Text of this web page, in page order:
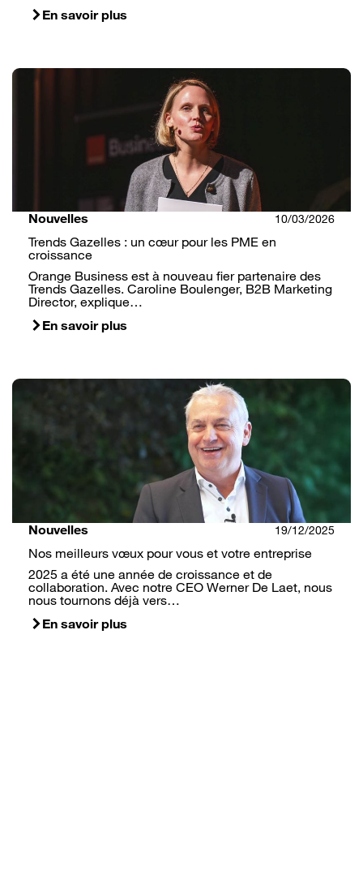
En savoir plus
Nouvelles 10/03/2026
Trends Gazelles : un cœur pour les PME en
croissance
Orange Business est à nouveau fier partenaire des
Trends Gazelles. Caroline Boulenger, B2B Marketing
Director, explique…
En savoir plus
Nouvelles 19/12/2025
Nos meilleurs vœux pour vous et votre entreprise
2025 a été une année de croissance et de
collaboration. Avec notre CEO Werner De Laet, nous
nous tournons déjà vers…
En savoir plus